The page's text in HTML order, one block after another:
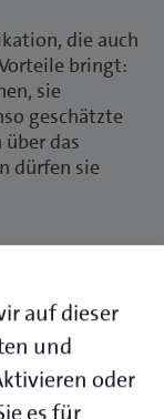
die auch
bringt:
sie
geschätzte
das
dürfen sie
die
für
Meister
auf dieser
und
oder
es für